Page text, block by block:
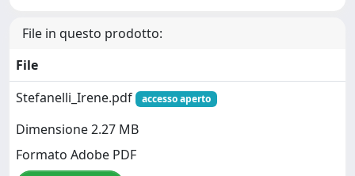
File in questo prodotto:
File
Stefanelli_Irene.pdf
accesso aperto
Dimensione 2.27 MB
Formato Adobe PDF